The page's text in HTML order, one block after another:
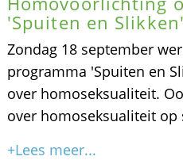
'Spuiten en Slikken'
Zondag 18 september
programma 'Spuiten en
over homoseksualiteit.
over homoseksualiteit op
+Lees meer...